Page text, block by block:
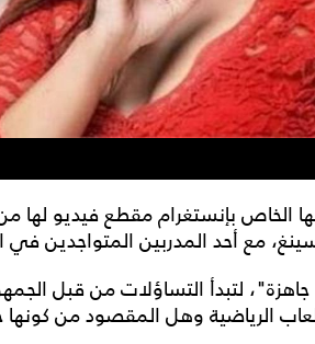
الخاص بإنستغرام مقطع فيديو لها
مع أحد المدربين المتواجدين في
لتبدأ التساؤلات من قبل
الرياضية وهل المقصود من كونها